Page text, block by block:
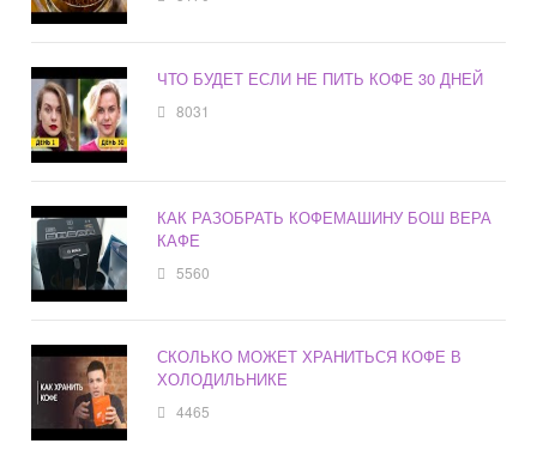
ЧТО БУДЕТ ЕСЛИ НЕ ПИТЬ КОФЕ 30 ДНЕЙ
8031
КАК РАЗОБРАТЬ КОФЕМАШИНУ БОШ ВЕРА
КАФЕ
5560
СКОЛЬКО МОЖЕТ ХРАНИТЬСЯ КОФЕ В
ХОЛОДИЛЬНИКЕ
4465